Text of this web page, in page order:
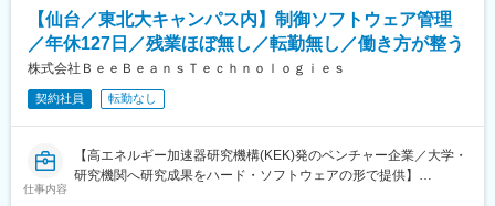
変更の範囲：会社の定める業務
を募集しています。
■職務詳細
案件状況に応じて、以下の職務を遂行していただきます。
◇システム開発・構築・運用のリーダー、サブリーダー
1）要件定義
2）設計・開発・テスト
3）現行システムから新システムへの移行設計～切替の取りまとめ
◇自治体DX、新規ビジネス創出などの提案活動
・顧客の課題・ニーズをヒアリング等により把握し、市場・技術
【仙台／東北大キャンパス内】制御ソフトウェア管理
／年休127日／残業ほぼ無し／転勤無し／働き方が整う
株式会社ＢｅｅＢｅａｎｓＴｅｃｈｎｏｌｏｇｉｅｓ
契約社員 転勤なし
仕事内容
【高エネルギー加速器研究機構(KEK)発のベンチャー企業／大学・
研究機関へ研究成果をハード・ソフトウェアの形で提供】